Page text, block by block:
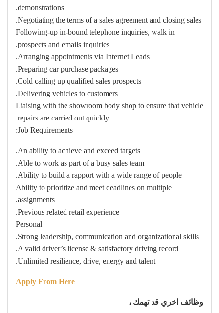
demonstrations.
Negotiating the terms of a sales agreement and closing sales.
Following-up in-bound telephone inquiries, walk in
prospects and emails inquiries.
Arranging appointments via Internet Leads.
Preparing car purchase packages.
Cold calling up qualified sales prospects.
Delivering vehicles to customers.
Liaising with the showroom body shop to ensure that vehicle
repairs are carried out quickly.
Job Requirements:
An ability to achieve and exceed targets.
Able to work as part of a busy sales team.
Ability to build a rapport with a wide range of people.
Ability to prioritize and meet deadlines on multiple
assignments.
Previous related retail experience.
Personal
Strong leadership, communication and organizational skills.
A valid driver’s license & satisfactory driving record.
Unlimited resilience, drive, energy and talent.
Apply From Here
وظائف اخري قد تهمك ،